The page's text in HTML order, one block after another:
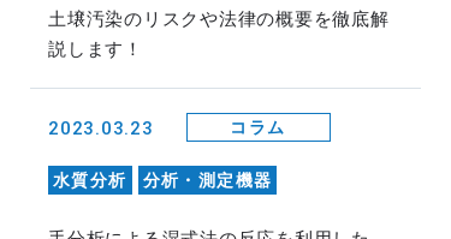
土壌汚染のリスクや法律の概要を徹底解
説します！
2023.03.23 コラム
水質分析 分析・測定機器